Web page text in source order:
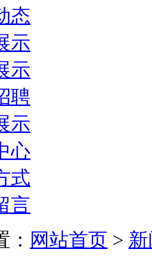
态
示
示
聘
示
心
式
言
网站首页 >